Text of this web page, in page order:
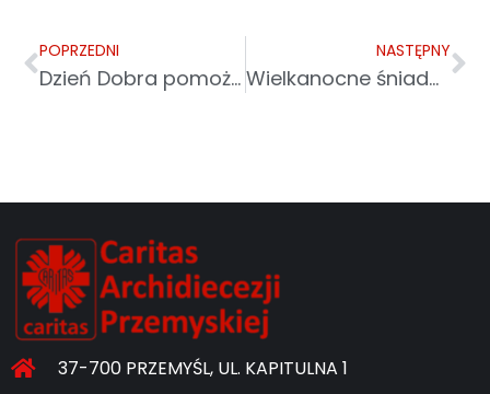
POPRZEDNI
Dzień Dobra pomoże zapewnić dom tym, którzy go potrzebują
NASTĘPNY
Wielkanocne śniadanie dla uchodźców na przemyskim dworcu
37-700 PRZEMYŚL, UL. KAPITULNA 1